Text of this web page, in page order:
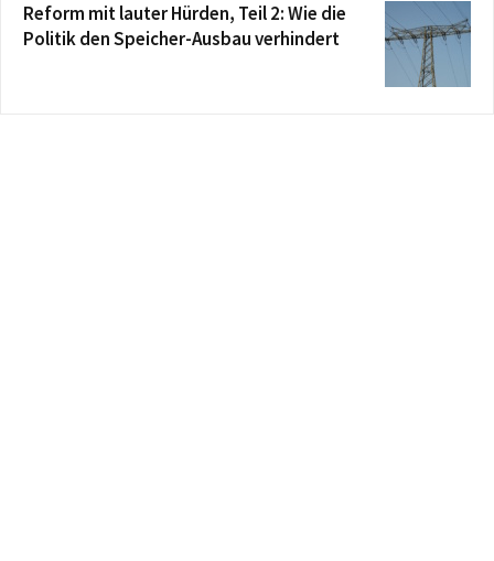
Reform mit lauter Hürden, Teil 2: Wie die
Politik den Speicher-Ausbau verhindert